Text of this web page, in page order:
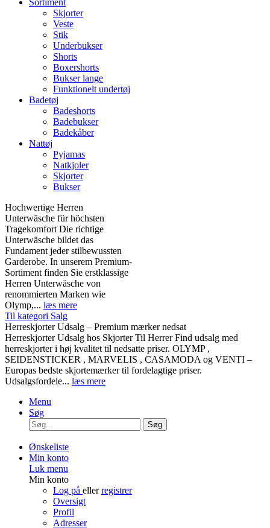
Sortiment
Skjorter
Veste
Stik
Underbukser
Shorts
Boxershorts
Bukser lange
Funktionelt undertøj
Badetøj
Badeshorts
Badebukser
Badekåber
Nattøj
Pyjamas
Natkjoler
Skjorter
Bukser
Hochwertige Herren
Unterwäsche für höchsten
Tragekomfort Die richtige
Unterwäsche bildet das
Fundament jeder stilbewussten
Garderobe. In unserem Premium-
Sortiment finden Sie erstklassige
Herren Unterwäsche von
renommierten Marken wie
Olymp,... læs mere
Til kategori Salg
Herreskjorter Udsalg – Premium mærker nedsat
Herreskjorter Udsalg hos Skjorter Til Herrer Find udsalg med
herreskjorter i høj kvalitet til nedsatte priser. OLYMP ,
SEIDENSTICKER , MARVELIS , CASAMODA og VENTI –
Europas bedste skjortemærker til fordelagtige priser.
Udsalgsfordele... læs mere
Menu
Søg
Søg
Ønskeliste
Min konto
Luk menu
Min konto
Log på ellerregistrer
Oversigt
Profil
Adresser